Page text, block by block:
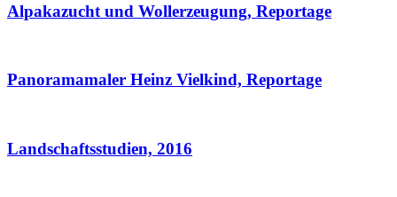
Alpakazucht und Wollerzeugung, Reportage
Panoramamaler Heinz Vielkind, Reportage
Landschaftsstudien, 2016